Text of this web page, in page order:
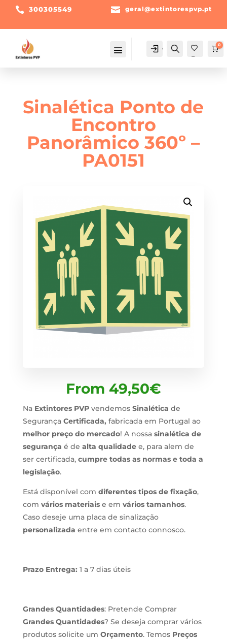
 300305549  geral@extintorespvp.pt
Conta
Pesquisa
Fav
0
Sinalética Ponto de
Encontro
Panorâmico 360º –
PA0151
From 49,50€
Na Extintores PVPvendemos Sinalética de
Segurança Certificada, fabricada em Portugal ao
melhor preço do mercado! A nossa sinalética de
segurança é de alta qualidadee, para alem de
ser certificada, cumpre todas as normas e toda a
legislação.
Está disponível com diferentes tipos de fixação,
com vários materiaise em vários tamanhos.
Caso deseje uma placa de sinalização
personalizada entre em contacto connosco.
Prazo Entrega: 1 a 7 dias úteis
Grandes Quantidades: Pretende Comprar
Grandes Quantidades? Se deseja comprar vários
produtos solicite um Orçamento. Temos Preços